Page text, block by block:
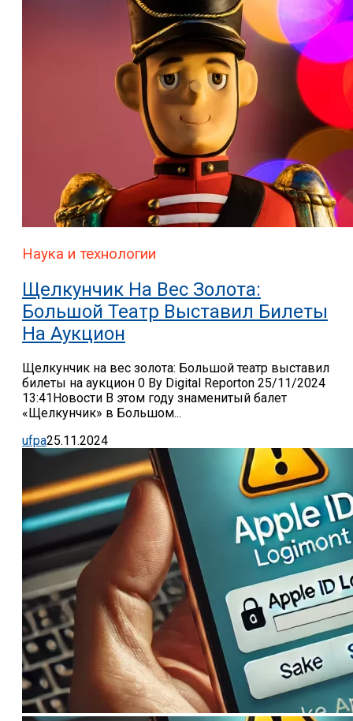
Наука и технологии
Щелкунчик На Вес Золота:
Большой Театр Выставил Билеты
На Аукцион
Щелкунчик на вес золота: Большой театр выставил
билеты на аукцион 0 By Digital Reporton 25/11/2024
13:41Новости В этом году знаменитый балет
«Щелкунчик» в Большом...
ufpa25.11.2024